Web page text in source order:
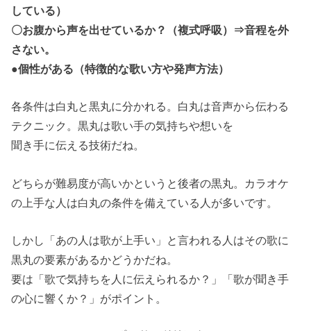
している）
〇お腹から声を出せているか？（複式呼吸）⇒音程を外
さない。
●個性がある（特徴的な歌い方や発声方法）
各条件は白丸と黒丸に分かれる。白丸は音声から伝わる
テクニック。黒丸は歌い手の気持ちや想いを
聞き手に伝える技術だね。
どちらが難易度が高いかというと後者の黒丸。カラオケ
の上手な人は白丸の条件を備えている人が多いです。
しかし「あの人は歌が上手い」と言われる人はその歌に
黒丸の要素があるかどうかだね。
要は「歌で気持ちを人に伝えられるか？」「歌が聞き手
の心に響くか？」がポイント。